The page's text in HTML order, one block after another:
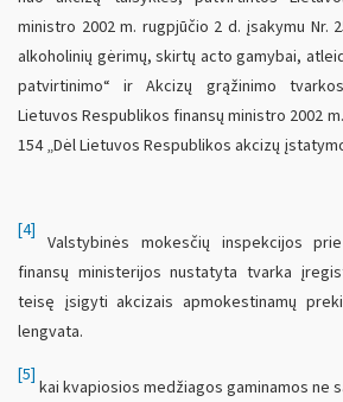
ministro 2002 m. rugpjūčio 2 d. įsakymu Nr.
alkoholinių gėrimų, skirtų acto gamybai,
patvirtinimo“ ir Akcizų grąžinimo
Lietuvos Respublikos finansų ministro 2002
154 „Dėl Lietuvos Respublikos akcizų
[4]
Valstybinės mokesčių inspekcijos
finansų ministerijos nustatyta tvarka
teisę įsigyti akcizais apmokestinamų
lengvata.
[5]
kai kvapiosios medžiagos gaminamos ne